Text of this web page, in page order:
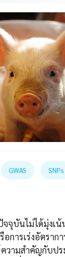
GWAS SNPs
จุบันไม่ได้มุ่งเน้
การเร่งอัตราก
วามสำคัญกับป